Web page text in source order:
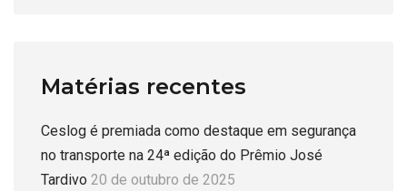
Matérias recentes
Ceslog é premiada como destaque em segurança
no transporte na 24ª edição do Prêmio José
Tardivo 20 de outubro de 2025